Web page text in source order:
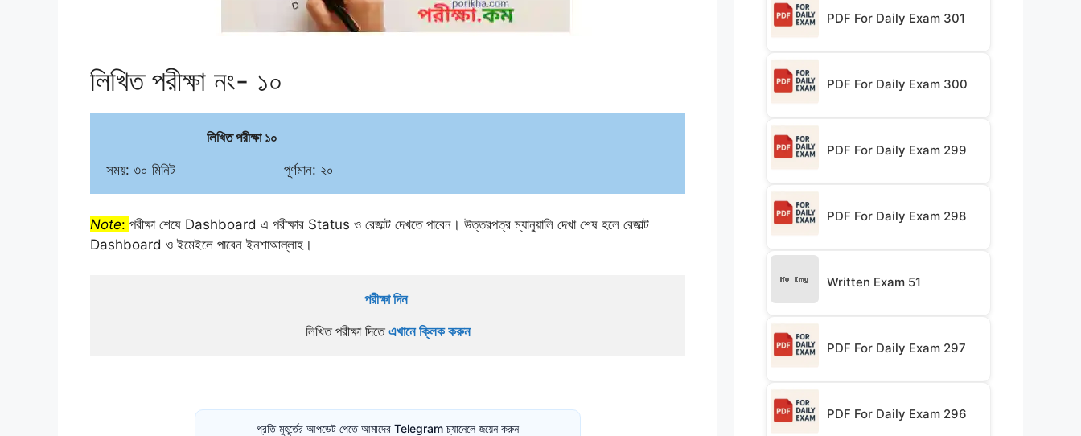
লিখিত পরীক্ষা নং- ১০
লিখিত পরীক্ষা ১০
সময়: ৩০ মিনিট                           পূর্ণমান: ২০
Note: পরীক্ষা শেষে Dashboard এ পরীক্ষার Status ও রেজাল্ট দেখতে পাবেন। উত্তরপত্র ম্যানুয়ালি দেখা শেষ হলে রেজাল্ট
Dashboard ও ইমেইলে পাবেন ইনশাআল্লাহ।
পরীক্ষা দিন
লিখিত পরীক্ষা দিতে এখানে ক্লিক করুন
প্রতি মুহূর্তের আপডেট পেতে আমাদের Telegram চ্যানেলে জয়েন করুন
PDF For Daily Exam 301
PDF For Daily Exam 300
PDF For Daily Exam 299
PDF For Daily Exam 298
Written Exam 51
PDF For Daily Exam 297
PDF For Daily Exam 296